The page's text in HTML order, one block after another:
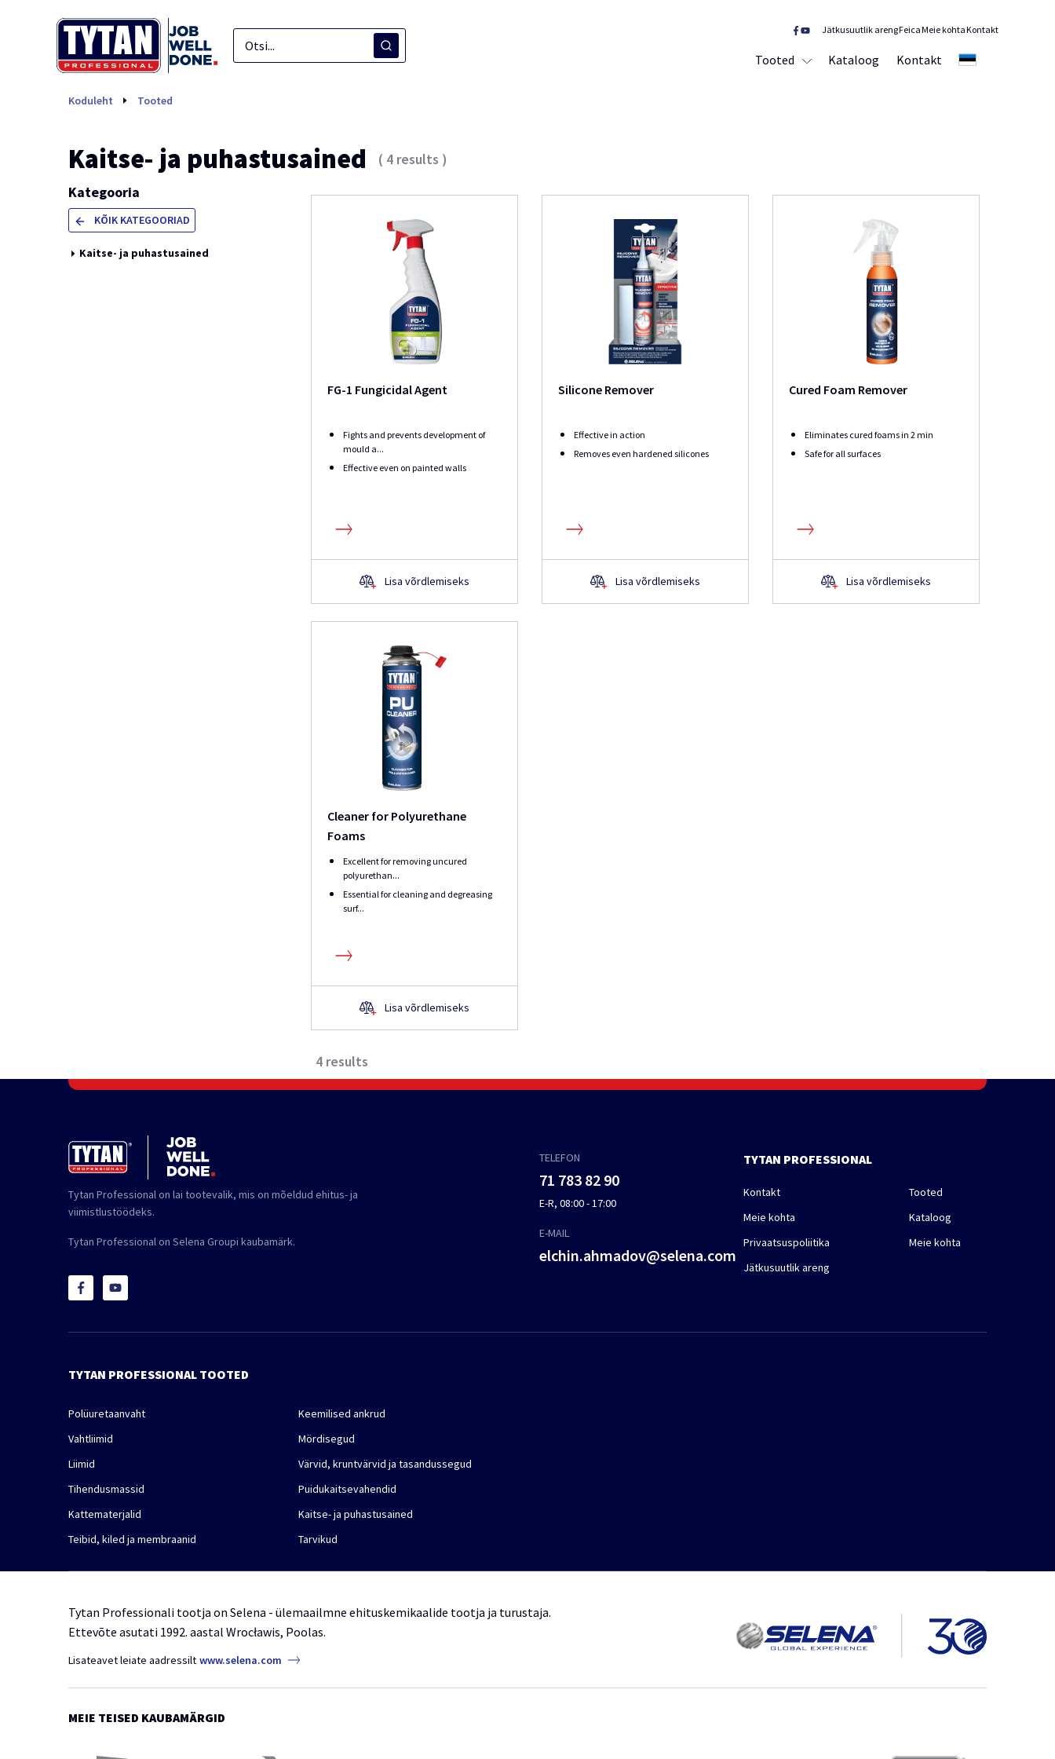
Tooted Kataloog Kontakt
Jätkusuutlik arengFeicaMeie kohtaKontakt
Koduleht Tooted
Kaitse- ja puhastusained ( 4 results )
Kategooria
KÕIK KATEGOORIAD
Kaitse- ja puhastusained
FG-1 Fungicidal Agent
Fights and prevents development of
mould a...
Effective even on painted walls
Lisa võrdlemiseks
Silicone Remover
Effective in action
Removes even hardened silicones
Lisa võrdlemiseks
Cured Foam Remover
Eliminates cured foams in 2 min
Safe for all surfaces
Lisa võrdlemiseks
Cleaner for Polyurethane
Foams
Excellent for removing uncured
polyurethan...
Essential for cleaning and degreasing
surf...
Lisa võrdlemiseks
4 results
Tytan Professional on lai tootevalik, mis on mõeldud ehitus- ja
viimistlustöödeks.
Tytan Professional on Selena Groupi kaubamärk.
TELEFON
71 783 82 90
E-R, 08:00 - 17:00
E-MAIL
elchin.ahmadov@selena.com
TYTAN PROFESSIONAL
Kontakt
Meie kohta
Privaatsuspoliitika
Jätkusuutlik areng
Tooted
Kataloog
Meie kohta
TYTAN PROFESSIONAL TOOTED
Polüuretaanvaht
Vahtliimid
Liimid
Tihendusmassid
Kattematerjalid
Teibid, kiled ja membraanid
Keemilised ankrud
Mördisegud
Värvid, kruntvärvid ja tasandussegud
Puidukaitsevahendid
Kaitse- ja puhastusained
Tarvikud
Tytan Professionali tootja on Selena - ülemaailmne ehituskemikaalide tootja ja turustaja.
Ettevõte asutati 1992. aastal Wrocławis, Poolas.
Lisateavet leiate aadressilt www.selena.com
MEIE TEISED KAUBAMÄRGID